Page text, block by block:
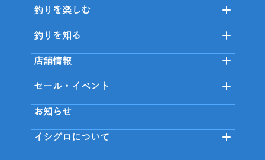
釣りを楽しむ
釣りを知る
店舗情報
セール・イベント
お知らせ
イシグロについて